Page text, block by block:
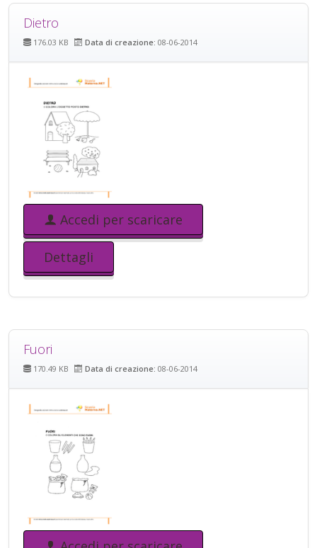
Dietro
176.03 KB Data di creazione: 08-06-2014
Accedi per scaricare
Dettagli
Fuori
170.49 KB Data di creazione: 08-06-2014